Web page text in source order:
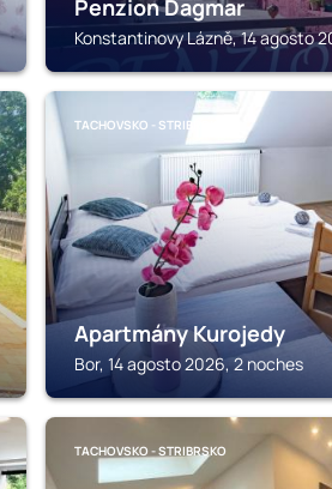
Penzion Dagmar
Konstantinovy Lázně, 14 agosto
TACHOVSKO - STRIBRSKO
Apartmány Kurojedy
Bor, 14 agosto 2026, 2 noches
TACHOVSKO - STRIBRSKO